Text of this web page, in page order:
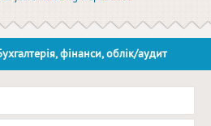
фінанси, облік/аудит